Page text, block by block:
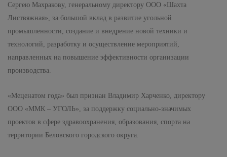
Сергею Махракову, генеральному директору ООО «Шахта
Листвяжная», за большой вклад в развитие угольной
промышленности, создание и внедрение новой техники и
технологий, разработку и осуществление мероприятий,
направленных на повышение эффективности организации
производства.
«Меценатом года» был признан Владимир Харченко, директору
ООО «ММК – УГОЛЬ», за поддержку социально-значимых
проектов в сфере здравоохранения, образования, спорта на
территории Беловского городского округа.